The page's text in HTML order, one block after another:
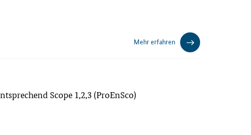
Mehr erfahren
Scope 1,2,3 (ProEnSco)